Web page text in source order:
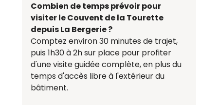
Combien de temps prévoir pour
visiter le Couvent de la Tourette
depuis La Bergerie ?
Comptez environ 30 minutes de trajet,
puis 1h30 à 2h sur place pour profiter
d'une visite guidée complète, en plus du
temps d'accès libre à l'extérieur du
bâtiment.